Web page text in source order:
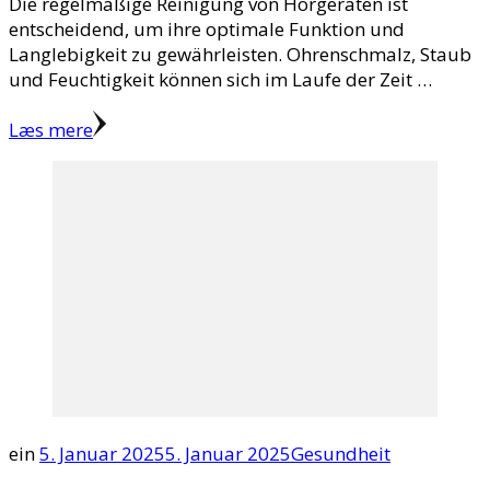
entscheidend, um ihre optimale Funktion und
Langlebigkeit zu gewährleisten. Ohrenschmalz, Staub
und Feuchtigkeit können sich im Laufe der Zeit …
Læs mere
ein5. Januar 20255. Januar 2025Gesundheit